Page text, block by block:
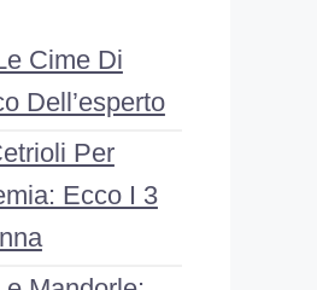
Cime Di
Dell’esperto
Per
Ecco I 3